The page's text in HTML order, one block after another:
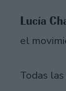
Lucía
el
Todas